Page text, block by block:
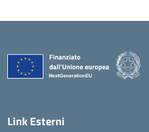
Link Esterni